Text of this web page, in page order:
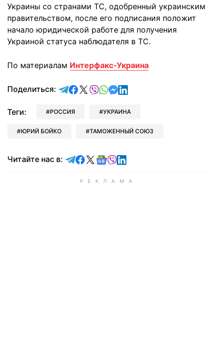
Украины со странами ТС, одобренный украинским
правительством, после его подписания положит
начало юридической работе для получения
Украиной статуса наблюдателя в ТС.
По материалам Интерфакс-Украина
Поделиться: отправить в Telegram
поделиться в Facebook
поделиться в X
отправить в Viber
отправить в Whatsapp
отправить в Messenger
отправить в LinkedIn
Теги: РОССИЯ УКРАИНА
ЮРИЙ БОЙКО ТАМОЖЕННЫЙ СОЮЗ
Читайте нас в: Читайте в Telegram
Читайте в Facebook
Читайте в X
Читайте в Google news
Читайте в Viber
Читайте в LinkedIn